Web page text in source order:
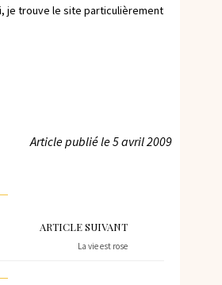
je trouve le site particulièrement
Article publié le5 avril 2009
ARTICLE SUIVANT
La vie est rose